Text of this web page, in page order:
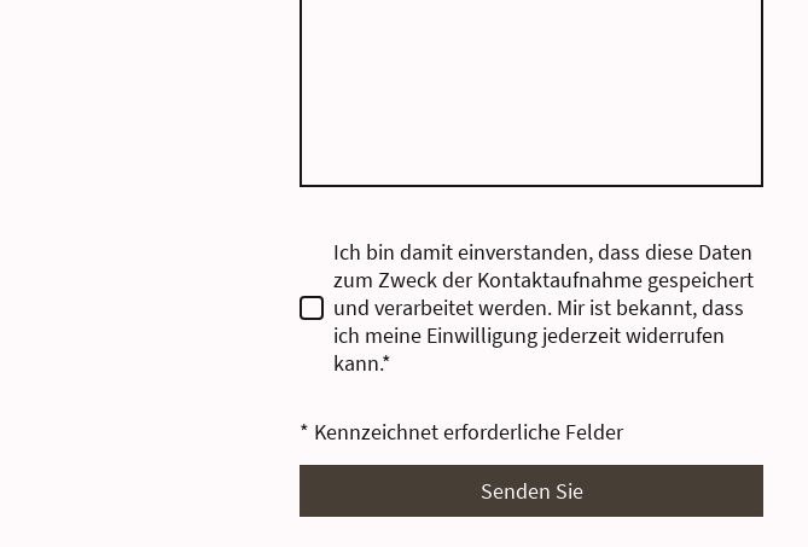
Ich bin damit einverstanden, dass diese Daten
zum Zweck der Kontaktaufnahme gespeichert
und verarbeitet werden. Mir ist bekannt, dass
ich meine Einwilligung jederzeit widerrufen
kann.*
* Kennzeichnet erforderliche Felder
Senden Sie